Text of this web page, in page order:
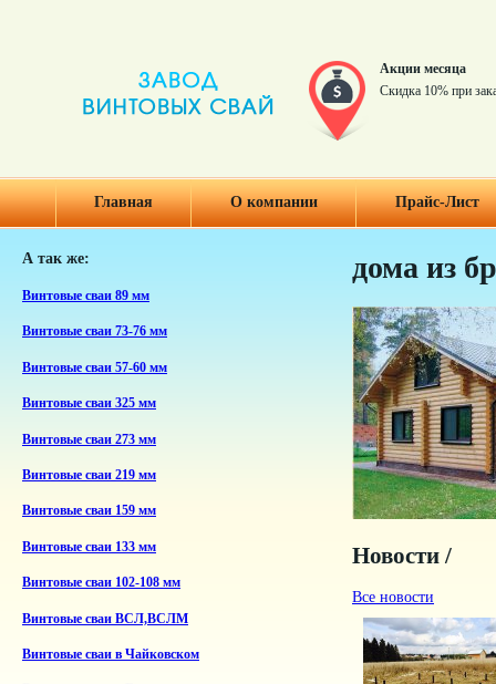
Акции месяца
Скидка 10% при
Главная О компании Прайс-Лист
А так же:
Винтовые сваи 89 мм
Винтовые сваи 73-76 мм
Винтовые сваи 57-60 мм
Винтовые сваи 325 мм
Винтовые сваи 273 мм
Винтовые сваи 219 мм
Винтовые сваи 159 мм
Винтовые сваи 133 мм
Винтовые сваи 102-108 мм
Винтовые сваи ВСЛ,ВСЛМ
Винтовые сваи в Чайковском
дома из
Новости /
Все новости